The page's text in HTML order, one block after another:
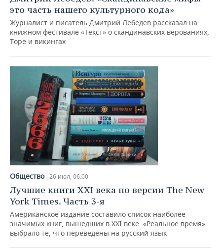
это часть нашего культурного кода»
Журналист и писатель Дмитрий Лебедев рассказал на
книжном фестивале «Текст» о скандинавских верованиях,
Торе и викингах
Общество 26 июл, 06:00
Лучшие книги XXI века по версии The New
York Times. Часть 3-я
Американское издание составило список наиболее
значимых книг, вышедших в XXI веке. «Реальное время»
выбрало те, что переведены на русский язык